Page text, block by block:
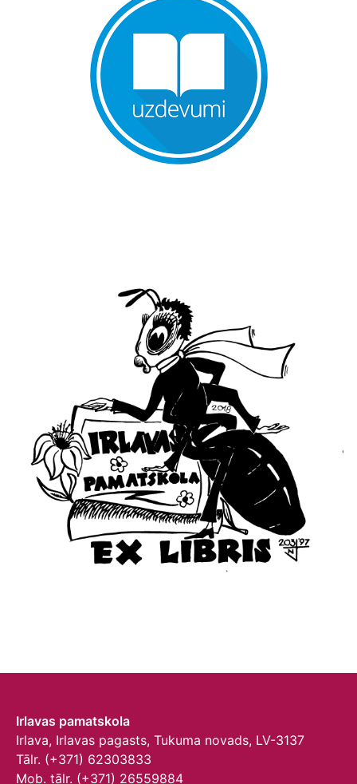
Irlavas pamatskola
Irlava, Irlavas pagasts, Tukuma novads, LV-3137
Tālr. (+371) 62303833
Mob. tālr. (+371) 26559884